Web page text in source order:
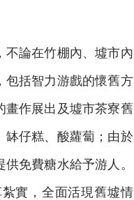
論在竹棚內、墟市內
包括智力游戲的懷舊方
畫作展出及墟市茶寮舊
缽仔糕、酸蘿蔔；由於
免費糖水給予游人。
實，全面活現舊墟情